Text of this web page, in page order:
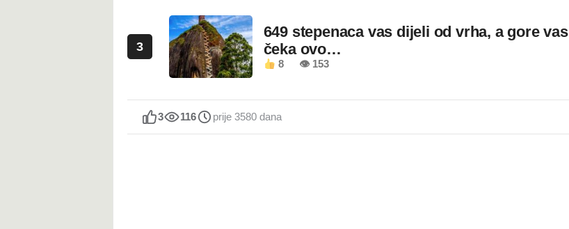
3
649 stepenaca vas dijeli od vrha, a gore vas
čeka ovo…
8 👁 153
3 116 prije 3580 dana